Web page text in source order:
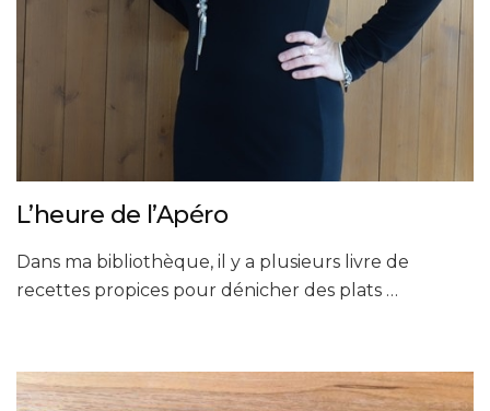
L’heure de l’Apéro
Dans ma bibliothèque, il y a plusieurs livre de
recettes propices pour dénicher des plats …